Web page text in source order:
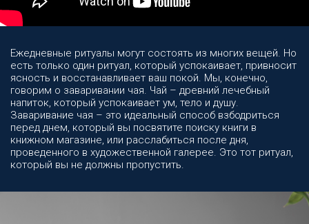
Ежедневные ритуалы могут состоять из многих вещей. Но
есть только один ритуал, который успокаивает, привносит
ясность и восстанавливает ваш покой. Мы, конечно,
говорим о заваривании чая. Чай – древний лечебный
напиток, который успокаивает ум, тело и душу.
Заваривание чая – это идеальный способ взбодриться
перед днем, который вы посвятите поиску книги в
книжном магазине, или расслабиться после дня,
проведенного в художественной галерее. Это тот ритуал,
который вы не должны пропустить.